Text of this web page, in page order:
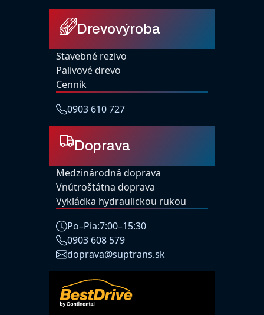
Drevovýroba
Stavebné rezivo
Palivové drevo
Cenník
0903 610 727
Doprava
Medzinárodná doprava
Vnútroštátna doprava
Vykládka hydraulickou rukou
Po–Pia:7:00–15:30
0903 608 579
doprava@suptrans.sk